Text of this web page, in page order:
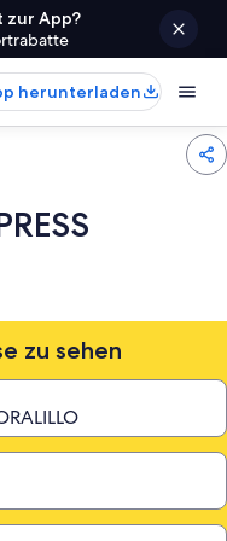
zur App?
herunterladen
zu sehen